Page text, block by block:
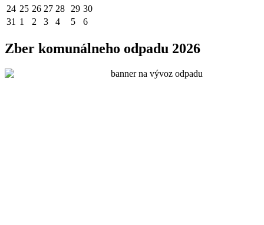
24 25 26 27 28 29 30
31 1 2 3 4 5 6
Zber komunálneho odpadu 2026